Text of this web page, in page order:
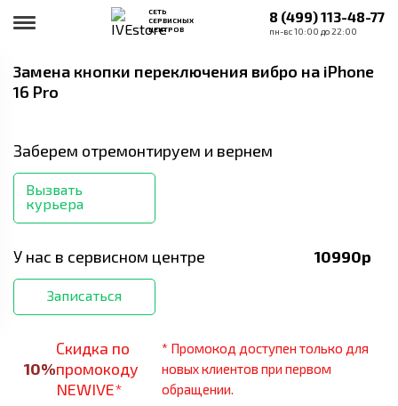
СЕТЬ
СЕРВИСНЫХ
ЦЕНТРОВ
8 (499) 113-48-77
пн-вс 10:00 до 22:00
Замена кнопки переключения вибро на iPhone
16 Pro
Заберем отремонтируем и вернем
Вызвать
курьера
У нас в сервисном центре 10990р
Записаться
10%
Скидка по
промокоду
NEWIVE*
* Промокод доступен только для
новых клиентов при первом
обращении.